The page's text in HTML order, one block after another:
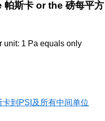
斯卡 or the 磅每平方
unit: 1 Pa equals only
到PSI及所有中间单位